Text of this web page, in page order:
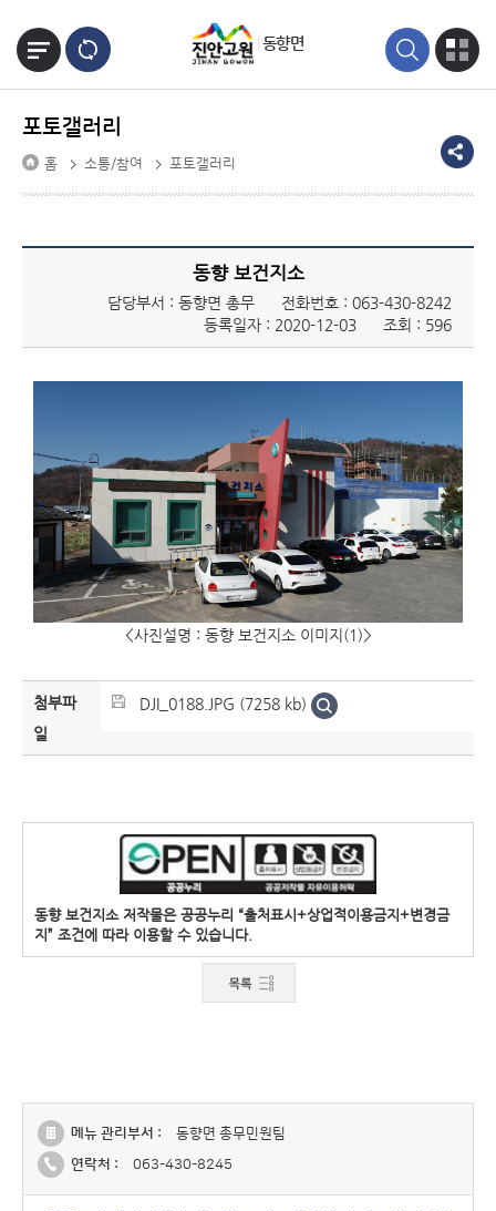
동향면
포토갤러리
홈 소통/참여 포토갤러리
동향 보건지소
담당부서 : 동향면 총무 전화번호 : 063-430-8242
등록일자 : 2020-12-03
조회 : 596
<사진설명 : 동향 보건지소 이미지(1)>
첨부파
일
DJI_0188.JPG (7258 kb)
동향 보건지소 저작물은 공공누리 “출처표시+상업적이용금지+변경금
지” 조건에 따라 이용할 수 있습니다.
메뉴 관리부서 :
동향면 총무민원팀
연락처 :
063-430-8245